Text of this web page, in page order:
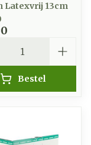
Latexvrij 13cm
Bestel